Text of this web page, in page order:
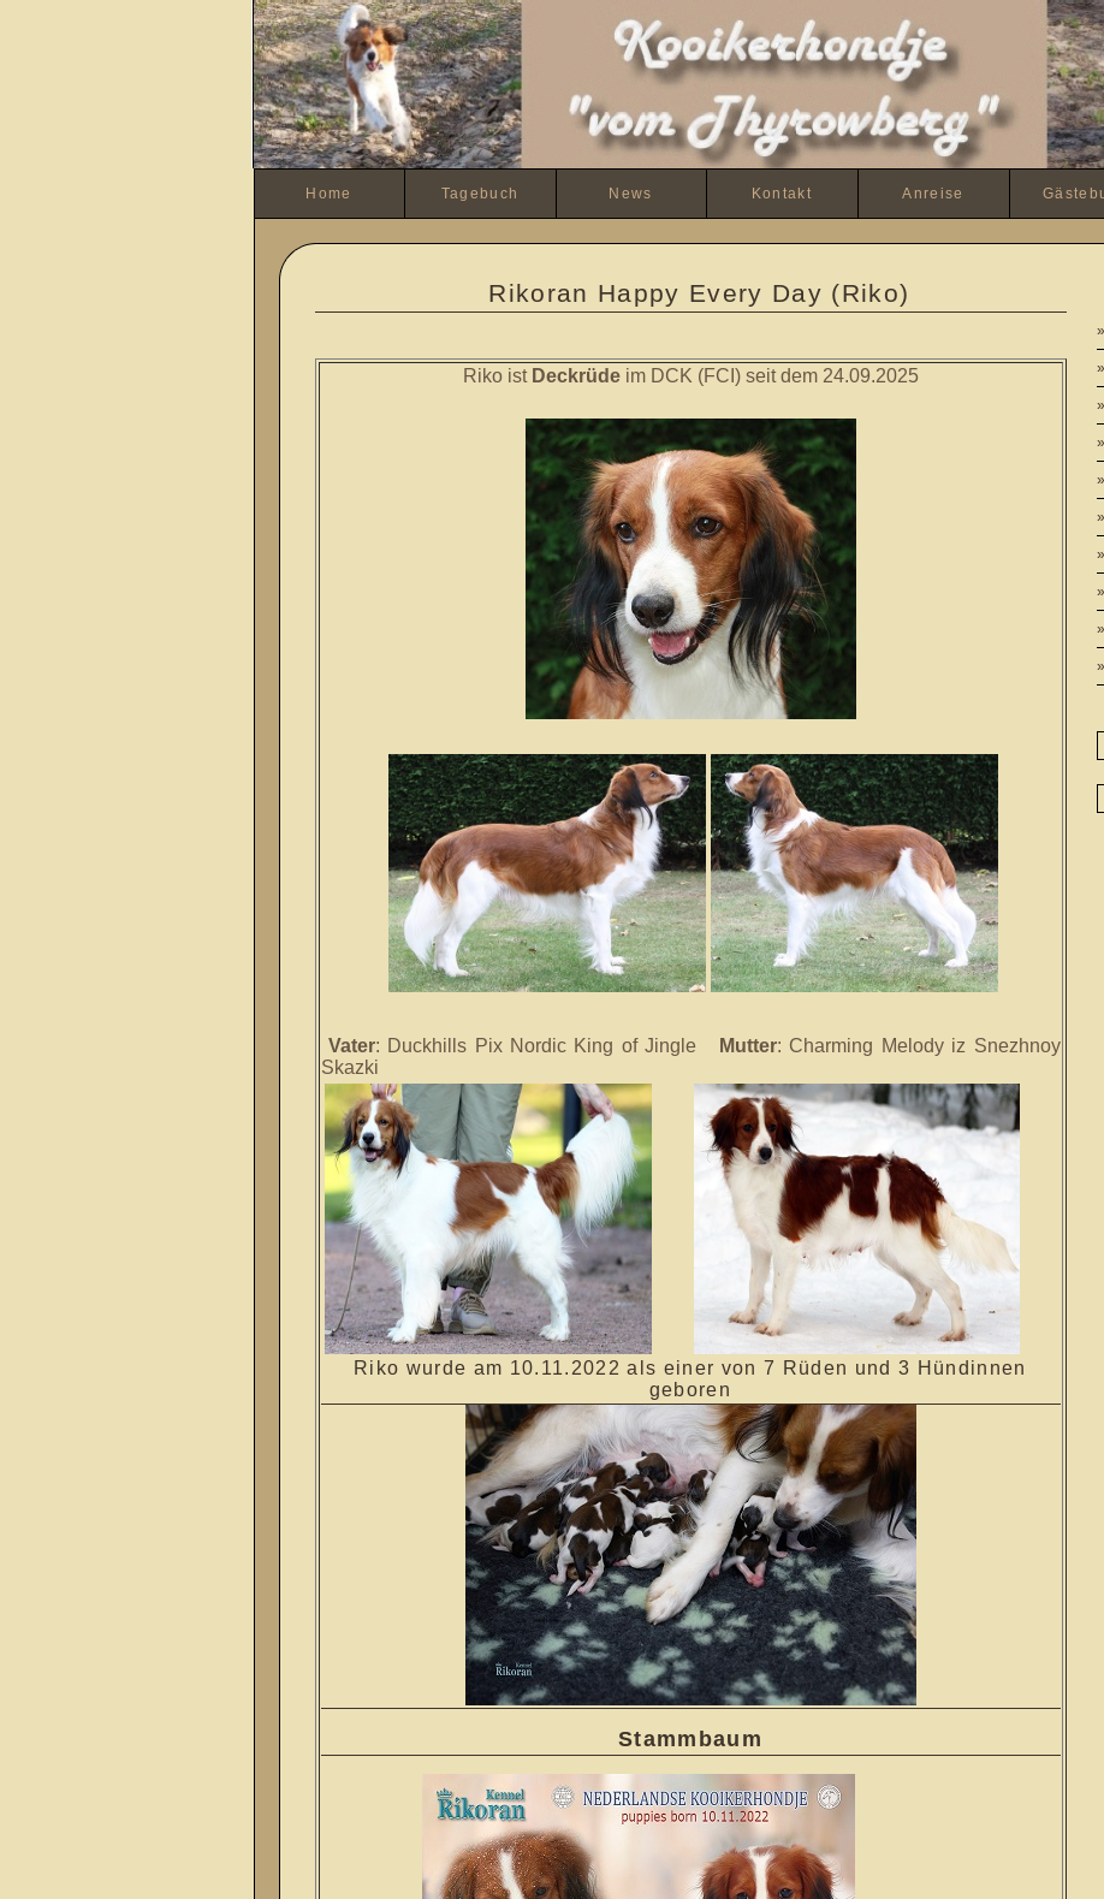
Home Tagebuch News Kontakt Anreise
Rikoran Happy Every Day (Riko)
Riko ist Deckrüde im DCK (FCI) seit dem 24.09.2025
Vater: Duckhills Pix Nordic King of Jingle Mutter: Charming Melody iz Snezhnoy
Skazki
Riko wurde am 10.11.2022 als einer von 7 Rüden und 3 Hündinnen
geboren
Stammbaum